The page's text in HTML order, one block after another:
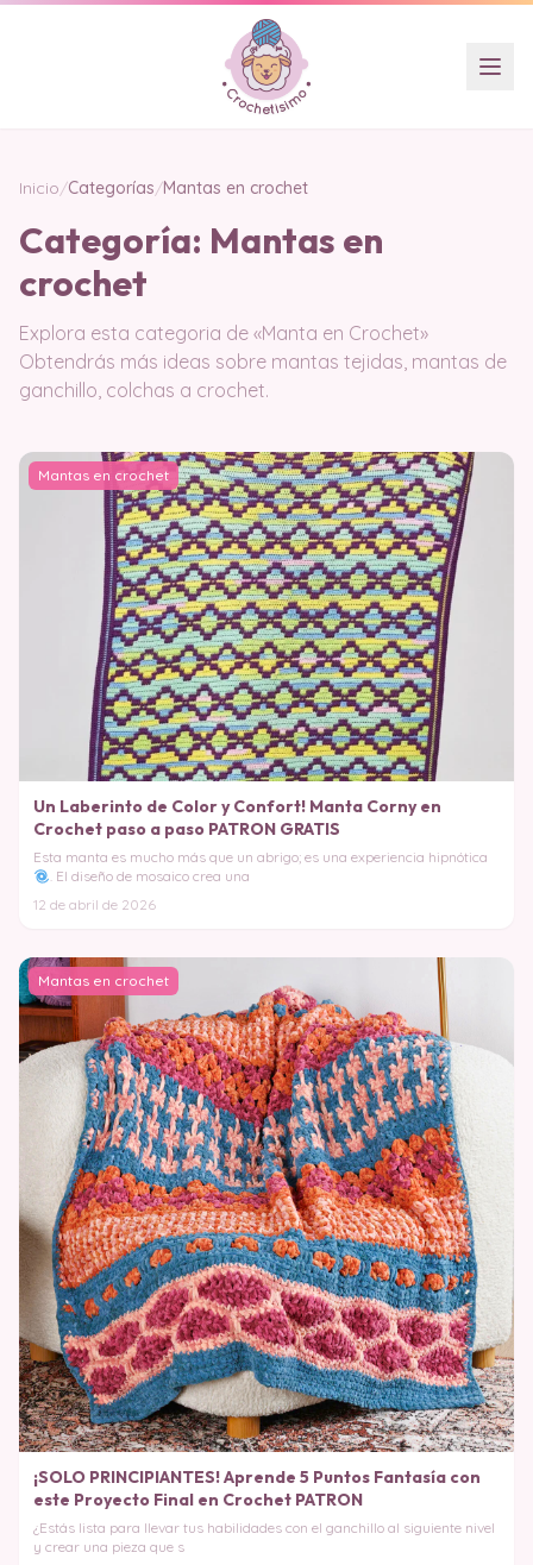
Inicio/Categorías/Mantas en crochet
Categoría: Mantas en
crochet
Explora esta categoria de «Manta en Crochet»
Obtendrás más ideas sobre mantas tejidas, mantas de
ganchillo, colchas a crochet.
Mantas en crochet
Un Laberinto de Color y Confort! Manta Corny en
Crochet paso a paso PATRON GRATIS
Esta manta es mucho más que un abrigo; es una experiencia hipnótica
. El diseño de mosaico crea una
12 de abril de 2026
Mantas en crochet
¡SOLO PRINCIPIANTES! Aprende 5 Puntos Fantasía con
este Proyecto Final en Crochet PATRON
¿Estás lista para llevar tus habilidades con el ganchillo al siguiente nivel
y crear una pieza que s